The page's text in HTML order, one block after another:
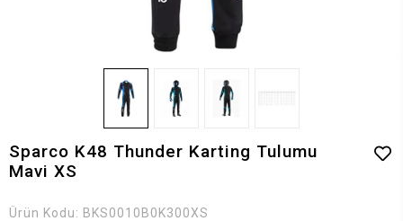
Sparco K48 Thunder Karting Tulumu
Mavi XS
Ürün Kodu: BKS0010B0K300XS